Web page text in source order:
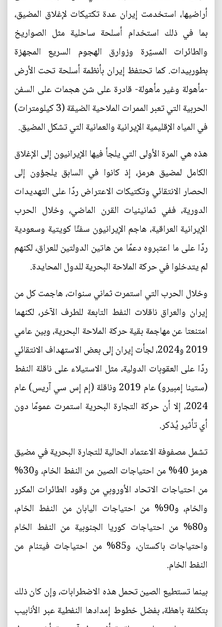
أراضيها، استخدمت إيران عدة تكتيكات لإغلاق المضيق،
بما في ذلك استخدام أسلحة ساحلية مثل الصواريخ
والطائرات المسيّرة وزوارق الهجوم السريع المجهزة
بطوربيدات. كما تحتفظ إيران بأنظمة أسلحة تحت الأرض
-مأهولة وغير مأهولة- قادرة على شن هجمات على السفن
الحربية التي تعبر الممرات الملاحية الضيقة (3 كيلومترات)
في المياه الإقليمية الإيرانية والعمانية التي تشكل المضيق.
هذه هي المرة الأولى التي يلجأ فيها الإيرانيون إلى الإغلاق
الكامل لمضيق هرمز، إذ كانوا في السابق يلجؤون إلى
الحصار الانتقائي وتكتيكات الاعتراض ردًا على التهديدات
الدورية، ففي ثمانينيات القرن الماضي، وخلال الحرب
الإيرانية العراقية، هاجم الإيرانيون سفنًا كويتية وسعودية
ردًا على ما اعتبروه دعمًا من هاتين الدولتين للعراق، لكنهم
لم يتدخلوا في حركة الملاحة البحرية للدول المحايدة.
وخلال الحرب التي استمرت ثماني سنوات، هاجمت كل من
إيران والعراق ناقلات النفط التابعة للطرف الآخر، لكنهما
امتنعتا عن مهاجمة بقية حركة الملاحة البحرية، وبين عامي
2019 و2024، لجأت إيران إلى بعض الاستهداف الانتقائي
ردًا على العقوبات الدولية، مثل الاستيلاء على ناقلة النفط
(ستينا إمبيرو) عام 2019 وناقلة (إم إس سي آريس) عام
2024، إلا أن حركة التجارة البحرية استمرت عمومًا دون
أي تأثير يُذكر.
تشمل مصفوفة الاعتماد الحالية للتجارة البحرية في مضيق
هرمز 40% من احتياجات الصين من النفط الخام، و30%
من احتياجات الاتحاد الأوروبي من وقود الطائرات المكرر
والخام، و90% من احتياجات اليابان من النفط الخام،
و80% من احتياجات كوريا الجنوبية من النفط الخام
واحتياجات باكستان، و85% من احتياجات فيتنام من
النفط الخام.
بينما تستطيع الصين تحمل هذه الاضطرابات، وإن كان ذلك
بتكلفة باهظة، بفضل خطوط إمدادها النفطية عبر الأنابيب